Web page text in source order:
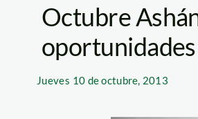
Octubre
Jueves 10 de octubre, 2013